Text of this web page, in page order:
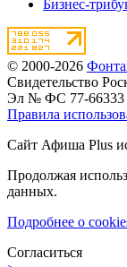
Бизнес-
© 2000-2026
Свидетельство
Эл № ФС 77-66333
Правила
Сайт Афиша Plus
Продолжая
данных.
Подробнее о
Согласиться